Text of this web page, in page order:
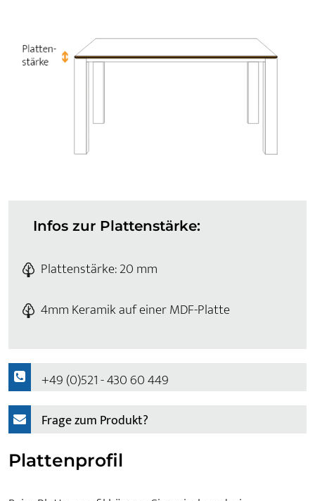
Infos zur Plattenstärke:
Plattenstärke: 20 mm
4mm Keramik auf einer MDF-Platte
+49 (0)521 - 430 60 449
Frage zum Produkt?
Plattenprofil